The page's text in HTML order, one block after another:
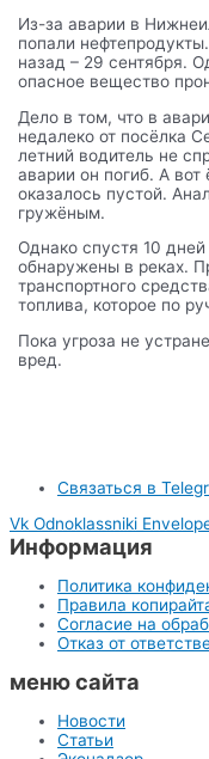
Из-за аварии в
попали
назад – 29 сентября.
опасное вещество
Дело в том, что в
недалеко от посёлка
летний водитель не
аварии он погиб. А
оказалось пустой.
гружёным.
Однако спустя 10
обнаружены в реках.
транспортного
топлива, которое по
Пока угроза не
вред.
Связаться в
Vk Odnoklassniki
Информация
Политика
Правила
Согласие на
Отказ от
меню сайта
Новости
Статьи